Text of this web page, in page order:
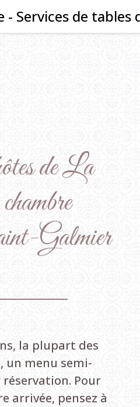
deLa
chambre
Galmier
la plupart des
un menu semi-
Pour
arrivée, pensez à